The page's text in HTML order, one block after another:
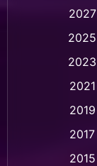
2027
2025
2023
2021
2019
2017
2015